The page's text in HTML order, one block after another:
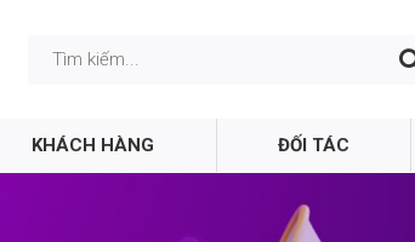
KHÁCH HÀNG ĐỐI TÁC